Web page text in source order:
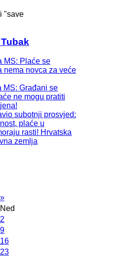
"save
MS: Plaće se
nema novca za veće
MS: Građani se
ne mogu pratiti
subotnji prosvjed:
plaće u
rasti! Hrvatska
zemlja
»
Ned
2
9
16
23